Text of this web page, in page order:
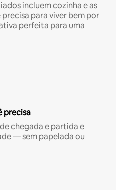
incluem cozinha e as
para viver bem por
perfeita para uma
precisa
chegada e partida e
— sem papelada ou